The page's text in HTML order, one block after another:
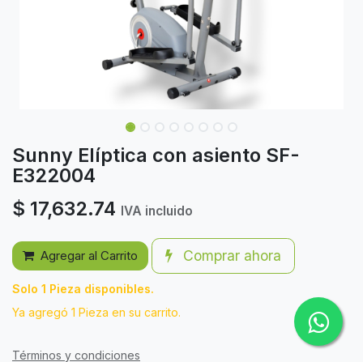
Sunny Elíptica con asiento SF-
E322004
$ 17,632.74 IVA incluido
Agregar al Carrito Comprar ahora
Solo 1 Pieza disponibles.
Ya agregó 1 Pieza en su carrito.
Términos y condiciones